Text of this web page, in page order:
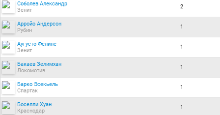
Соболев Александр
Зенит
2
Арройо Андерсон
Рубин
1
Аугусто Фелипе
Зенит
1
Бакаев Зелимхан
Локомотив
1
Барко Эсекьель
Спартак
1
Боселли Хуан
Краснодар
1